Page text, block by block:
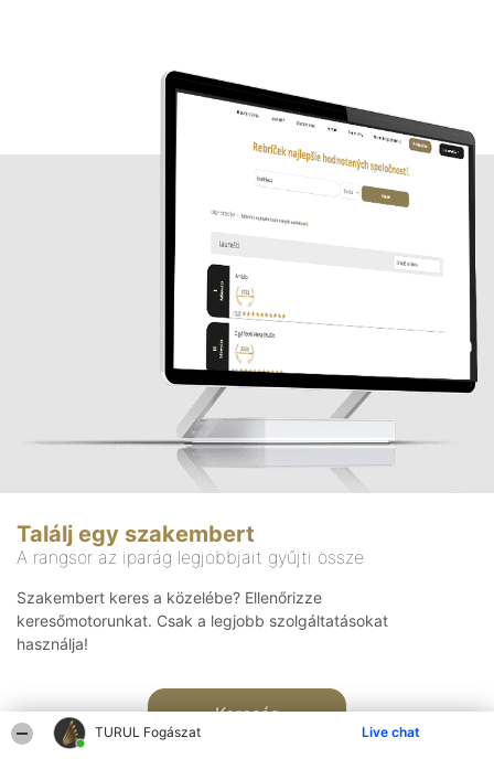
TURUL Fogászat Live chat
Találj egy szakembert
A rangsor az iparág legjobbjait gyűjti össze
Szakembert keres a közelébe? Ellenőrizze
keresőmotorunkat. Csak a legjobb szolgáltatásokat
használja!
Keresés